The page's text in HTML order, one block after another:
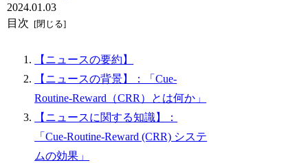
2024.01.03
目次
【ニュースの要約】
【ニュースの背景】：「Cue-
Routine-Reward（CRR）とは何か」
【ニュースに関する知識】：
「Cue-Routine-Reward (CRR) システ
ムの効果」